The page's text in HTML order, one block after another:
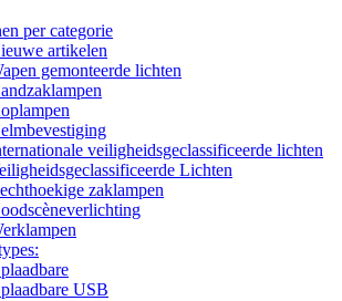
per categorie
artikelen
gemonteerde lichten
veiligheidsgeclassificeerde lichten
Lichten
zaklampen
USB